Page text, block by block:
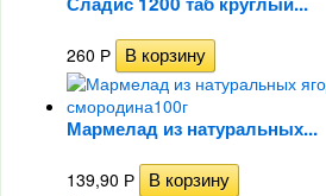
260 Р
Мармелад из натуральных...
139,90 Р